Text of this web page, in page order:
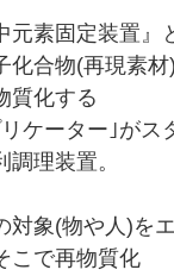
元素固定装置
化合物(再現素
質化する
リケーター｣が
調理装置。
対象(物や人)を
で再物質化